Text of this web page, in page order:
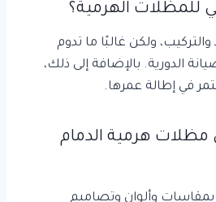
للمظلات الهرمية؟
ولكن غالبًا ما تدوم
الدورية. بالإضافة إلى ذلك،
في إطالة عمرها.
هرمية الدمام
بمقاسات وألوان وتصاميم